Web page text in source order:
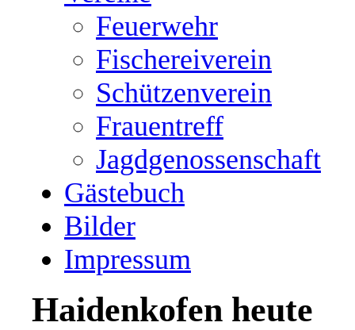
Feuerwehr
Fischereiverein
Schützenverein
Frauentreff
Jagdgenossenschaft
Gästebuch
Bilder
Impressum
Haidenkofen heute